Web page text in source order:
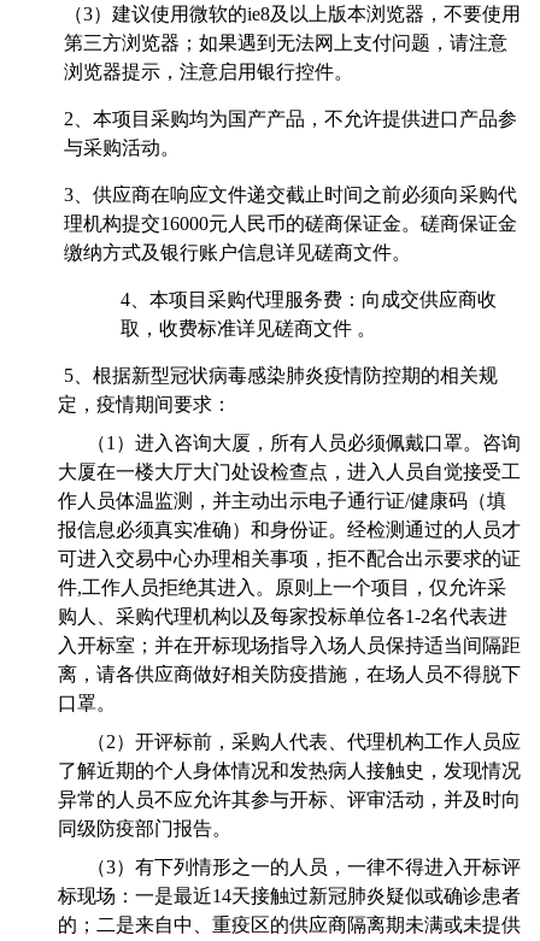
（3）建议使用微软的ie8及以上版本浏览器，不要使用
第三方浏览器；如果遇到无法网上支付问题，请注意
浏览器提示，注意启用银行控件。
2 、本项目采购均为国产产品，不允许提供进口产品参
与采购活动。
3 、供应商在响应文件递交截止时间之前必须向采购代
理机构提交16000元人民币的磋商保证金。磋商保证金
缴纳方式及银行账户信息详见磋商文件。
4 、本项目采购代理服务费：向成交供应商收
取，收费标准详见磋商文件 。
5 、根据新型冠状病毒感染肺炎疫情防控期的相关规
定，疫情期间要求：
（1）进入咨询大厦，所有人员必须佩戴口罩。咨询
大厦在一楼大厅大门处设检查点，进入人员自觉接受工
作人员体温监测，并主动出示电子通行证/健康码（填
报信息必须真实准确）和身份证。经检测通过的人员才
可进入交易中心办理相关事项，拒不配合出示要求的证
件,工作人员拒绝其进入。原则上一个项目，仅允许采
购人、采购代理机构以及每家投标单位各1-2名代表进
入开标室；并在开标现场指导入场人员保持适当间隔距
离，请各供应商做好相关防疫措施，在场人员不得脱下
口罩。
（2）开评标前，采购人代表、代理机构工作人员应
了解近期的个人身体情况和发热病人接触史，发现情况
异常的人员不应允许其参与开标、评审活动，并及时向
同级防疫部门报告。
（3）有下列情形之一的人员，一律不得进入开标评
标现场：一是最近14天接触过新冠肺炎疑似或确诊患者
的；二是来自中、重疫区的供应商隔离期未满或未提供